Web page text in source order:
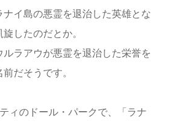
ナイ島の悪霊を退治した英雄とな
したのだとか。
ルラアウが悪霊を退治した栄誉を
だそうです。
ィのドール・パークで、「ラナ